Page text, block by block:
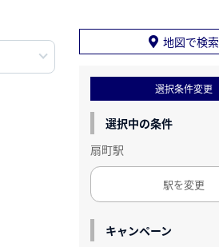
地図で検索
選択条件変更
選択中の条件
扇町駅
駅を変更
キャンペーン